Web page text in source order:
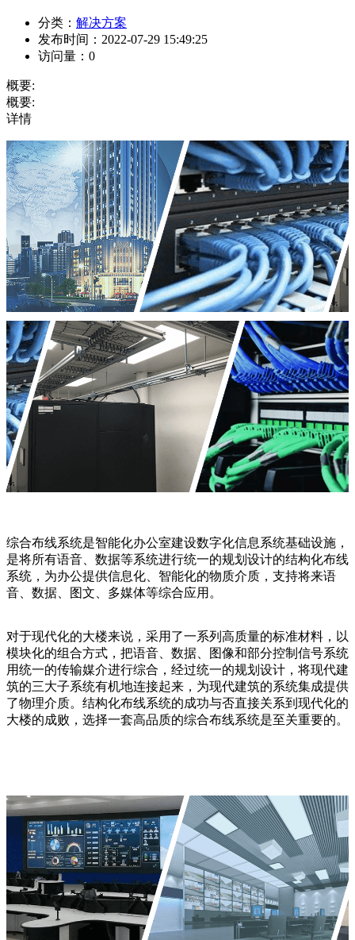
分类： 解决方案
发布时间： 2022-07-29 15:49:25
访问量： 0
概要:
概要:
详情
综合布线系统是智能化办公室建设数字化信息系统基础设施，
是将所有语音、数据等系统进行统一的规划设计的结构化布线
系统，为办公提供信息化、智能化的物质介质，支持将来语
音、数据、图文、多媒体等综合应用。
对于现代化的大楼来说，采用了一系列高质量的标准材料，以
模块化的组合方式，把语音、数据、图像和部分控制信号系统
用统一的传输媒介进行综合，经过统一的规划设计，将现代建
筑的三大子系统有机地连接起来，为现代建筑的系统集成提供
了物理介质。结构化布线系统的成功与否直接关系到现代化的
大楼的成败，选择一套高品质的综合布线系统是至关重要的。